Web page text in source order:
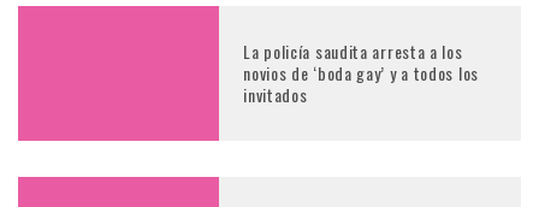
La policía saudita arresta a los
novios de ‘boda gay’ y a todos los
invitados